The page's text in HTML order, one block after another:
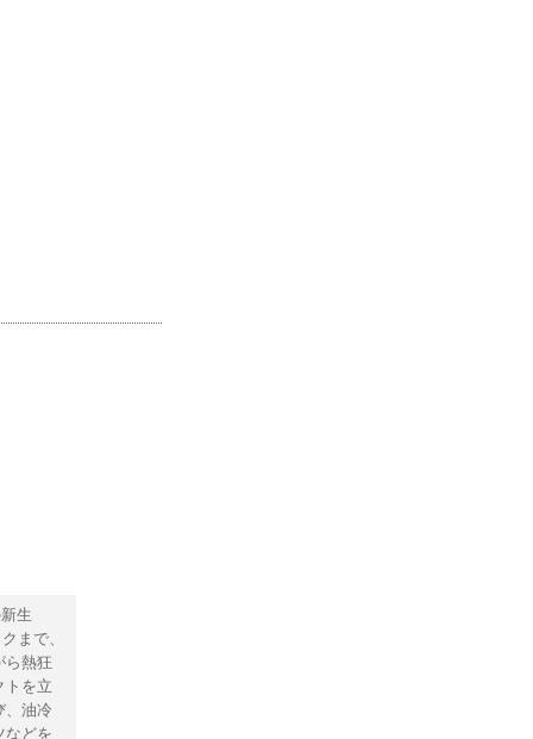
生
まで、
ら熱狂
トを立
、油冷
などを